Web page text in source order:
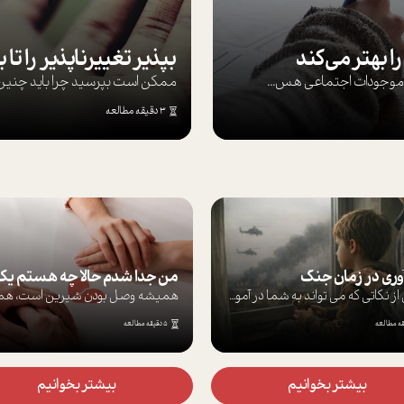
بهتر می‌کند
موجودات اجتماعی هس... ممکن است بپرسيد چرا بايد چنين
3 دقیقه مطالعه
در زمان جنگ
برخی از نکاتی که می تواند به شما در آموز...
بیشتر بخوانیم
5 دقیقه مطالعه
بیشتر بخوانیم